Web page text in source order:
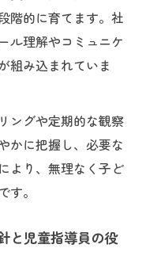
階的に育てます。社
ル理解やコミュニケ
組み込まれていま
ングや定期的な観察
かに把握し、必要な
より、無理なく子ど
。
と児童指導員の役